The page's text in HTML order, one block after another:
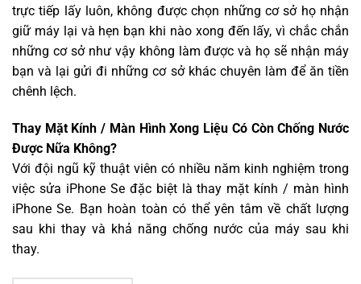
trực tiếp lấy luôn, không được chọn những cơ sở họ nhận
giữ máy lại và hẹn bạn khi nào xong đến lấy, vì chắc chắn
những cơ sở như vậy không làm được và họ sẽ nhận máy
bạn và lại gửi đi những cơ sở khác chuyên làm để ăn tiền
chênh lệch.
Thay Mặt Kính / Màn Hình Xong Liệu Có Còn Chống Nước
Được Nữa Không?
Với đội ngũ kỹ thuật viên có nhiều năm kinh nghiệm trong
việc sửa iPhone Se đặc biệt là thay mặt kính / màn hình
iPhone Se. Bạn hoàn toàn có thể yên tâm về chất lượng
sau khi thay và khả năng chống nước của máy sau khi
thay.